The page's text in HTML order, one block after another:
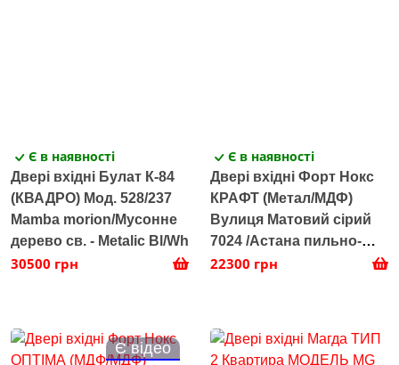
Є в наявності
Двері вхідні Булат К-84
(КВАДРО) Мод. 528/237
Mamba morion/Мусонне
дерево св. - Metalic Bl/Wh
30500 грн
Є в наявності
Двері вхідні Форт Нокс
КРАФТ (Метал/МДФ)
Вулиця Матовий сірий
7024 /Астана пильно-
сірий горизонт
22300 грн
Є відео